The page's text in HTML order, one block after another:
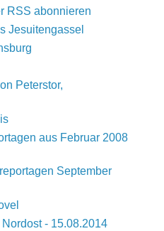
RSS abonnieren
Jesuitengassel
Peterstor,
aus Februar 2008
September
- 15.08.2014